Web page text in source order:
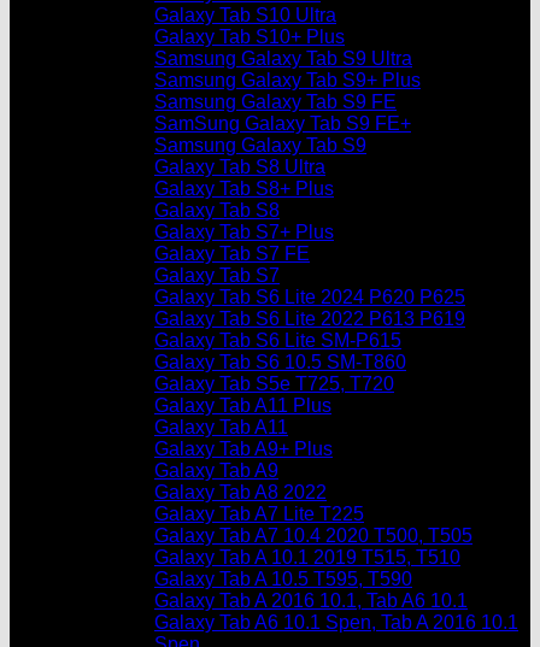
Galaxy Tab S10 Ultra
Galaxy Tab S10+ Plus
Samsung Galaxy Tab S9 Ultra
Samsung Galaxy Tab S9+ Plus
Samsung Galaxy Tab S9 FE
SamSung Galaxy Tab S9 FE+
Samsung Galaxy Tab S9
Galaxy Tab S8 Ultra
Galaxy Tab S8+ Plus
Galaxy Tab S8
Galaxy Tab S7+ Plus
Galaxy Tab S7 FE
Galaxy Tab S7
Galaxy Tab S6 Lite 2024 P620 P625
Galaxy Tab S6 Lite 2022 P613 P619
Galaxy Tab S6 Lite SM-P615
Galaxy Tab S6 10.5 SM-T860
Galaxy Tab S5e T725, T720
Galaxy Tab A11 Plus
Galaxy Tab A11
Galaxy Tab A9+ Plus
Galaxy Tab A9
Galaxy Tab A8 2022
Galaxy Tab A7 Lite T225
Galaxy Tab A7 10.4 2020 T500, T505
Galaxy Tab A 10.1 2019 T515, T510
Galaxy Tab A 10.5 T595, T590
Galaxy Tab A 2016 10.1, Tab A6 10.1
Galaxy Tab A6 10.1 Spen, Tab A 2016 10.1